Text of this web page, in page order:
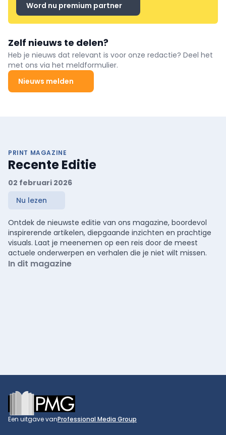
Word nu premium partner
Zelf nieuws te delen?
Heb je nieuws dat relevant is voor onze redactie? Deel het
met ons via het meldformulier.
Nieuws melden
PRINT MAGAZINE
Recente Editie
02 februari 2026
Nu lezen
Ontdek de nieuwste editie van ons magazine, boordevol
inspirerende artikelen, diepgaande inzichten en prachtige
visuals. Laat je meenemen op een reis door de meest
actuele onderwerpen en verhalen die je niet wilt missen.
In dit magazine
Footer
Een uitgave vanProfessional Media Group